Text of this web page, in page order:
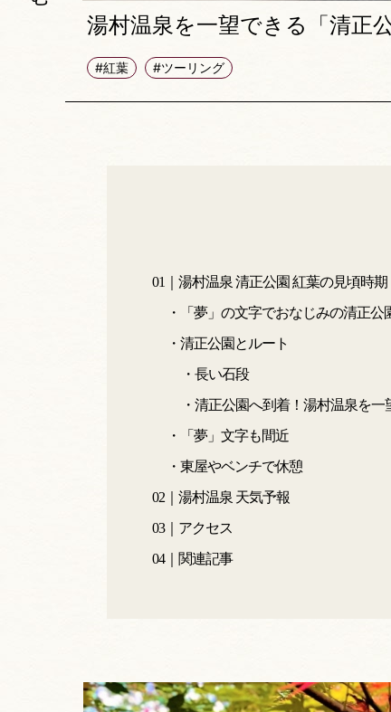
湯村温泉を一望できる「清正
#紅葉 #ツーリング
01｜湯村温泉 清正公園 紅葉の見頃時期
・「夢」の文字でおなじみの清正公
・清正公園とルート
・長い石段
・清正公園へ到着！湯村温泉を一
・「夢」文字も間近
・東屋やベンチで休憩
02｜湯村温泉 天気予報
03｜アクセス
04｜関連記事